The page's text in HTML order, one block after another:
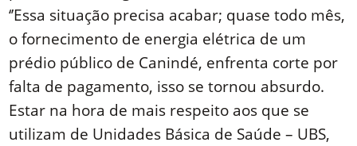
‘’Essa situação precisa acabar; quase todo mês,
o fornecimento de energia elétrica de um
prédio público de Canindé, enfrenta corte por
falta de pagamento, isso se tornou absurdo.
Estar na hora de mais respeito aos que se
utilizam de Unidades Básica de Saúde – UBS,